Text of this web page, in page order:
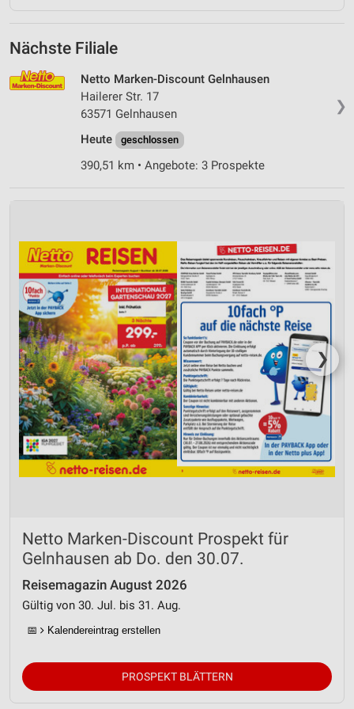
Nächste Filiale
❯
Netto Marken-Discount Gelnhausen
Hailerer Str. 17
63571 Gelnhausen
Heute
geschlossen
390,51 km • Angebote: 3 Prospekte
❯
Netto Marken-Discount Prospekt für
Gelnhausen ab Do. den 30.07.
Reisemagazin August 2026
Gültig von 30. Jul. bis 31. Aug.
📅 Kalendereintrag erstellen
PROSPEKT BLÄTTERN